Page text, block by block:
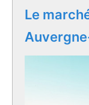
Le